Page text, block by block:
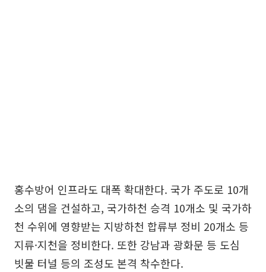
홍수방어 인프라도 대폭 확대한다. 국가 주도로 10개
소의 댐을 건설하고, 국가하천 승격 10개소 및 국가하
천 수위에 영향받는 지방하천 합류부 정비 20개소 등
지류·지천을 정비한다. 또한 강남과 광화문 등 도심
빗물 터널 등의 조성도 본격 착수한다.